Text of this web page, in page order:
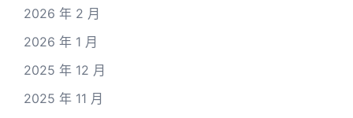
2026 年 2 月
2026 年 1 月
2025 年 12 月
2025 年 11 月